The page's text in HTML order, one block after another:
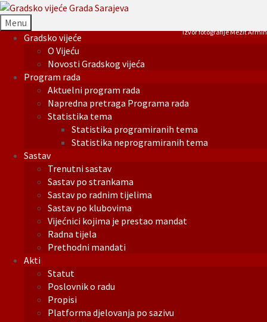
Menu
Gradsko vijeće
O Vijeću
Novosti Gradskog vijeća
Program rada
Aktuelni program rada
Napredna pretraga Programa rada
Statistika tema
Statistika programiranih tema
Statistika neprogramiranih tema
Sastav
Trenutni sastav
Sastav po strankama
Sastav po radnim tijelima
Sastav po klubovima
Vijećnici kojima je prestao mandat
Radna tijela
Prethodni mandati
Akti
Statut
Poslovnik o radu
Propisi
Platforma djelovanja po sazivu
Izvor fotografije Mezit Armin